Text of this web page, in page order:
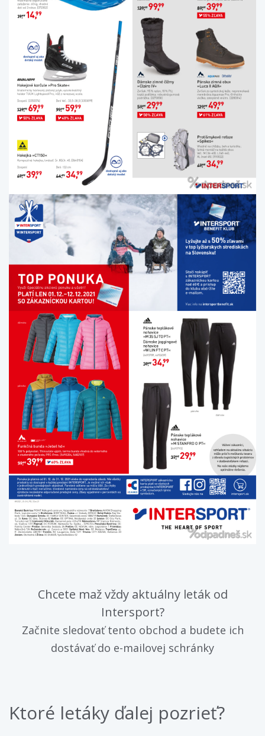
Chcete maž vždy aktuálny leták od
Intersport?
Začnite sledovať tento obchod a budete ich
dostávať do e-mailovej schránky
Ktoré letáky ďalej pozrieť?